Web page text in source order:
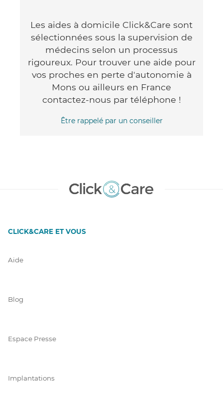
Les aides à domicile Click&Care sont
sélectionnées sous la supervision de
médecins selon un processus
rigoureux. Pour trouver une aide pour
vos proches en perte d'autonomie à
Mons ou ailleurs en France
contactez-nous par téléphone !
Être rappelé par un conseiller
CLICK&CARE ET VOUS
Aide
Blog
Espace Presse
Implantations